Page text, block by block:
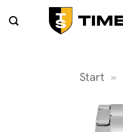
Inhalt
Start »